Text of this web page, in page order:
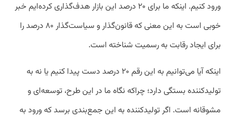
ورود کنیم. اینکه ما برای ۲۰ درصد این بازار هدف‌گذاری کرده‌ایم خبر
خوبی است به این معنی که قانون‌گذار و سیاست‌گذار ۸۰ درصد را
برای ایجاد رقابت به رسمیت شناخته است.
اینکه آیا می‌توانیم به این رقم ۲۰ درصد دست پیدا کنیم یا نه به
تولیدکننده بستگی دارد؛ چراکه نگاه ما در این طرح، توسعه‌ای و
مشوقانه است. اگر تولیدکننده به این جمع‌بندی برسد که ورود به